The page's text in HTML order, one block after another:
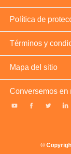
Política de
Términos y
Mapa del sitio
Conversemos en
©